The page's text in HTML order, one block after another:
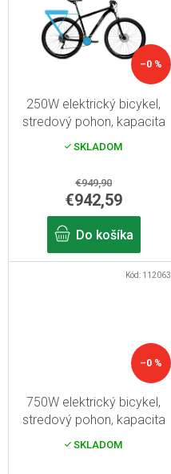
–0 %
250W elektrický bicykel,
stredový pohon, kapacita
SKLADOM
€949,90
€942,59
Do košíka
–0 %
750W elektrický bicykel,
stredový pohon, kapacita
batérie 13 Ah, dojazd až
SKLADOM
Kód: 112063